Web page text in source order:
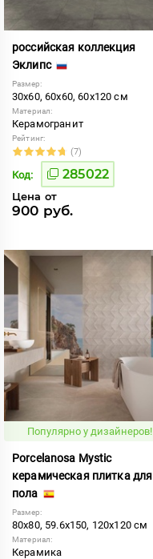
российская коллекция
Эклипс
Размер:
30x60, 60x60, 60x120 см
Материал:
Керамогранит
Рейтинг:
(7)
Код: 285022
Цена от
900 руб.
Популярно у дизайнеров!
Porcelanosa Mystic
керамическая плитка для
пола
Размер:
80x80, 59.6x150, 120x120 см
Материал:
Керамика